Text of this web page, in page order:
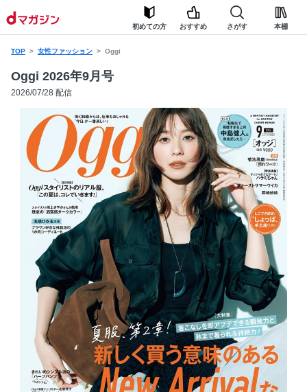
初めての方 おすすめ さがす 本棚
TOP 女性ファッション Oggi
Oggi 2026年9月号
2026/07/28 配信